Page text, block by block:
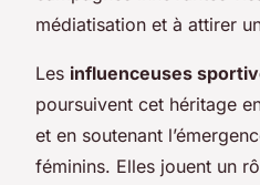
médiatisation et à attirer
Les influenceuses
poursuivent cet héritage
et en soutenant
féminins. Elles jouent un